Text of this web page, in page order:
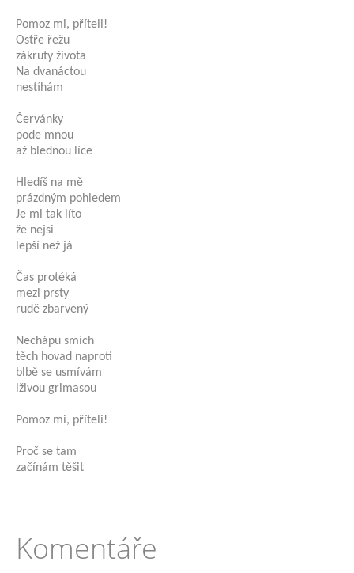
Pomoz mi, příteli!
Ostře řežu
zákruty života
Na dvanáctou
nestíhám
Červánky
pode mnou
až blednou líce
Hledíš na mě
prázdným pohledem
Je mi tak líto
že nejsi
lepší než já
Čas protéká
mezi prsty
rudě zbarvený
Nechápu smích
těch hovad naproti
blbě se usmívám
lživou grimasou
Pomoz mi, příteli!
Proč se tam
začínám těšit
Komentáře